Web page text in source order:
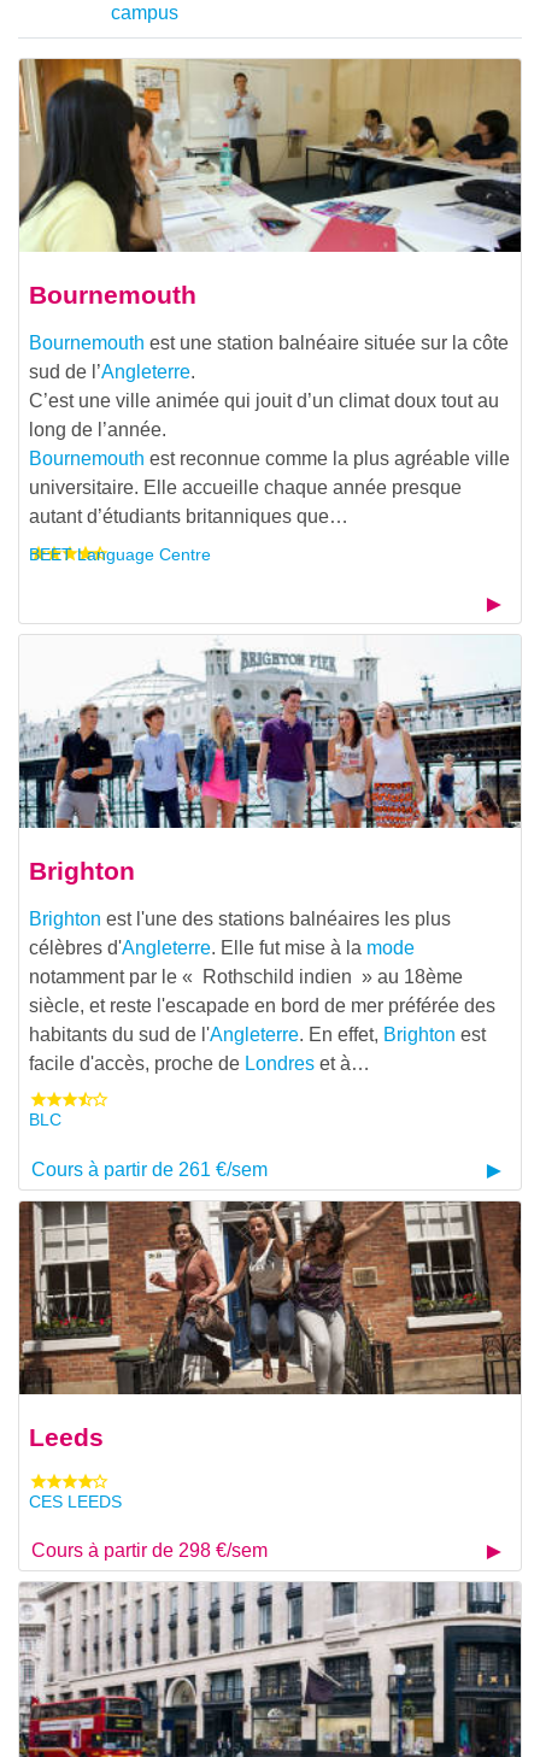
campus
Bournemouth
Bournemouth est une station balnéaire située sur la côte
sud de l’Angleterre.
C’est une ville animée qui jouit d’un climat doux tout au
long de l’année.
Bournemouth est reconnue comme la plus agréable ville
universitaire. Elle accueille chaque année presque
autant d’étudiants britanniques que…
BEET Language Centre
Brighton
Brighton est l'une des stations balnéaires les plus
célèbres d'Angleterre. Elle fut mise à la mode
notamment par le « Rothschild indien » au 18ème
siècle, et reste l'escapade en bord de mer préférée des
habitants du sud de l'Angleterre. En effet, Brighton est
facile d'accès, proche de Londres et à…
BLC
Cours à partir de 261 €/sem
Leeds
CES LEEDS
Cours à partir de 298 €/sem